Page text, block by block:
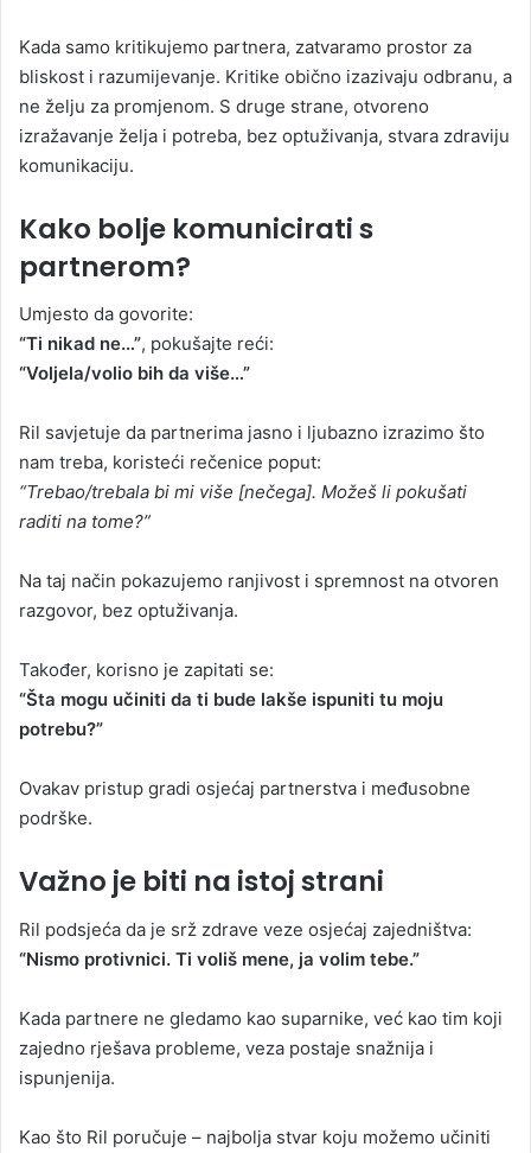
Kada samo kritikujemo partnera, zatvaramo prostor za
bliskost i razumijevanje. Kritike obično izazivaju odbranu, a
ne želju za promjenom. S druge strane, otvoreno
izražavanje želja i potreba, bez optuživanja, stvara zdraviju
komunikaciju.
Kako bolje komunicirati s
partnerom?
Umjesto da govorite:
“Ti nikad ne…”, pokušajte reći:
“Voljela/volio bih da više…”
Ril savjetuje da partnerima jasno i ljubazno izrazimo što
nam treba, koristeći rečenice poput:
“Trebao/trebala bi mi više [nečega]. Možeš li pokušati
raditi na tome?”
Na taj način pokazujemo ranjivost i spremnost na otvoren
razgovor, bez optuživanja.
Također, korisno je zapitati se:
“Šta mogu učiniti da ti bude lakše ispuniti tu moju
potrebu?”
Ovakav pristup gradi osjećaj partnerstva i međusobne
podrške.
Važno je biti na istoj strani
Ril podsjeća da je srž zdrave veze osjećaj zajedništva:
“Nismo protivnici. Ti voliš mene, ja volim tebe.”
Kada partnere ne gledamo kao suparnike, već kao tim koji
zajedno rješava probleme, veza postaje snažnija i
ispunjenija.
Kao što Ril poručuje – najbolja stvar koju možemo učiniti